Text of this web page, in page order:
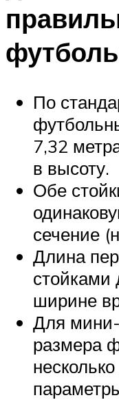
По
7,32
в высоту.
Обе
сечение
Длина
стойками
ширине
Для
размера